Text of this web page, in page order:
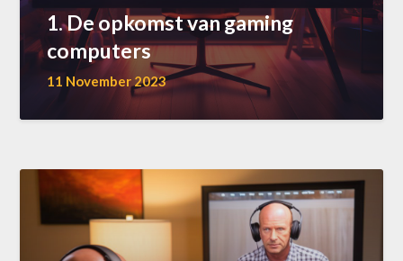
1. De opkomst van gaming
computers
11 November 2023